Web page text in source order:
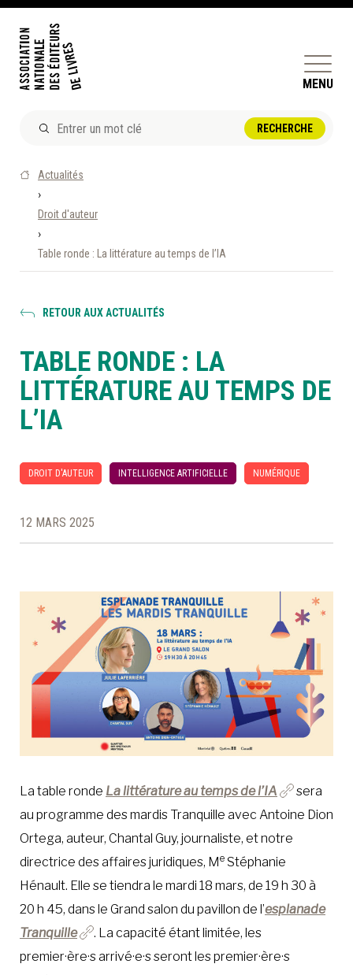
MENU
DOSSIERS ET ENJEUX
ÊTRE ÉDITEUR·TRICE
PERFECTIONNEMENT
ET SERVICES AUX MEMBRES
À LA POINTE DE LA PROFESSION
RÉPERTOIRE DES MEMBRES
Actualités
›
Droit d'auteur
›
Table ronde : La littérature au temps de l’IA
RETOUR AUX ACTUALITÉS
TABLE RONDE : LA
LITTÉRATURE AU TEMPS DE
L’IA
DROIT D'AUTEUR INTELLIGENCE ARTIFICIELLE NUMÉRIQUE
12 MARS 2025
La table ronde La littérature au temps de l’IA
sera
au programme des mardis Tranquille avec Antoine Dion
Ortega, auteur, Chantal Guy, journaliste, et notre
directrice des affaires juridiques, Me Stéphanie
Hénault. Elle se tiendra le mardi 18 mars, de 19 h 30 à
20 h 45, dans le Grand salon du pavillon de l’esplanade
Tranquille
. La capacité étant limitée, les
premier·ère·s arrivé·e·s seront les premier·ère·s